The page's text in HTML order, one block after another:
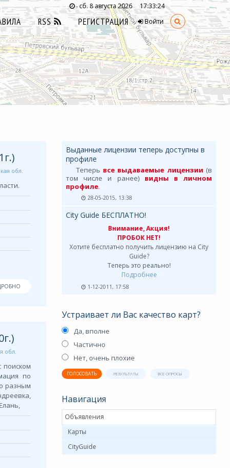
- сб. 8 августа 2026 17:33:25
RSS РЕГИСТРАЦИЯ Войти
обл.
обл.
поиском
по
разным
Выданные лицензии теперь доступны в
профиле
Теперь все выдаваемые лицензии (в
том числе и ранее) видны в личном
профиле.
28-05-2015, 13:38
City Guide БЕСПЛАТНО!
Внимание, Акция!
ПРОБОК НЕТ!
Хотите бесплатно получить лицензию на City
Guide?
Теперь это реально!
Подробнее
1-12-2011, 17:58
Устраивает ли Вас качество карт?
Да, вполне
Частично
Нет, очень плохие
ГОЛОСОВАТЬ РЕЗУЛЬТАТЫ ВСЕ ОПРОСЫ
Навигация
Объявления
Карты
CityGuide